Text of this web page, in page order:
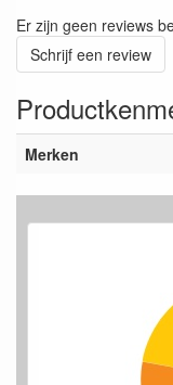
Er zijn geen reviews
Schrijf een review
Merken